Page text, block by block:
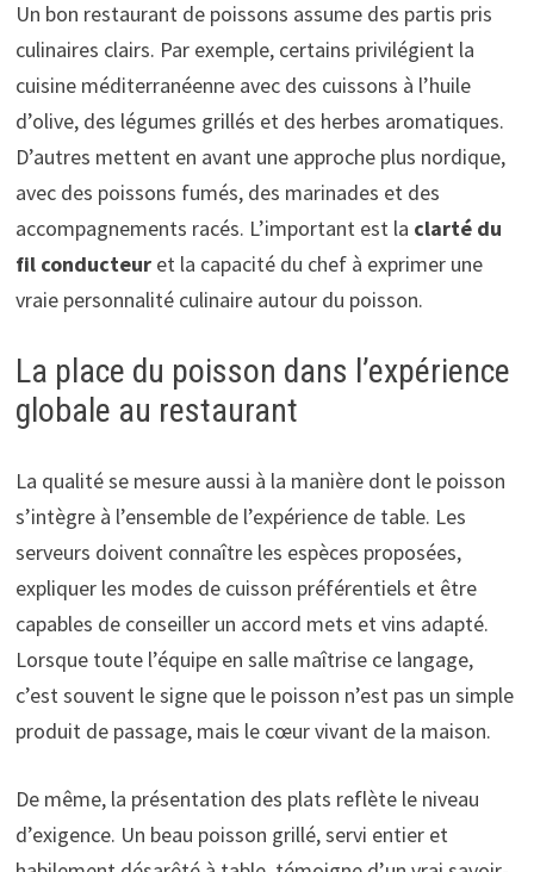
Un bon restaurant de poissons assume des partis pris
culinaires clairs. Par exemple, certains privilégient la
cuisine méditerranéenne avec des cuissons à l’huile
d’olive, des légumes grillés et des herbes aromatiques.
D’autres mettent en avant une approche plus nordique,
avec des poissons fumés, des marinades et des
accompagnements racés. L’important est la clarté du
fil conducteuret la capacité du chef à exprimer une
vraie personnalité culinaire autour du poisson.
La place du poisson dans l’expérience
globale au restaurant
La qualité se mesure aussi à la manière dont le poisson
s’intègre à l’ensemble de l’expérience de table. Les
serveurs doivent connaître les espèces proposées,
expliquer les modes de cuisson préférentiels et être
capables de conseiller un accord mets et vins adapté.
Lorsque toute l’équipe en salle maîtrise ce langage,
c’est souvent le signe que le poisson n’est pas un simple
produit de passage, mais le cœur vivant de la maison.
De même, la présentation des plats reflète le niveau
d’exigence. Un beau poisson grillé, servi entier et